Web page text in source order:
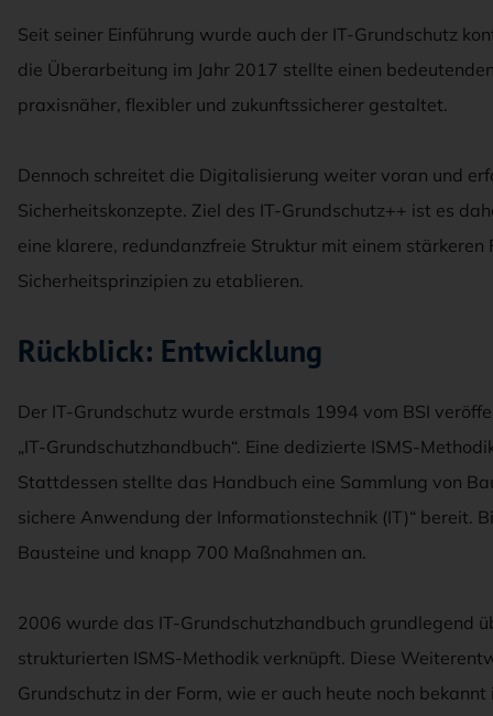
Seit seiner Einführung wurde auch der IT-Grundschutz
die Überarbeitung im Jahr 2017 stellte einen
praxisnäher, flexibler und zukunftssicherer gestaltet.
Dennoch schreitet die Digitalisierung weiter voran und
Sicherheitskonzepte. Ziel des IT-Grundschutz++ ist es
eine klarere, redundanzfreie Struktur mit einem stärkeren
Sicherheitsprinzipien zu etablieren.
Rückblick: Entwicklung
Der IT-Grundschutz wurde erstmals 1994 vom BSI
„IT-Grundschutzhandbuch“. Eine dedizierte ISMS-
Stattdessen stellte das Handbuch eine Sammlung von
sichere Anwendung der Informationstechnik (IT)“ bereit.
Bausteine und knapp 700 Maßnahmen an.
2006 wurde das IT-Grundschutzhandbuch grundlegend
strukturierten ISMS-Methodik verknüpft. Diese
Grundschutz in der Form, wie er auch heute noch